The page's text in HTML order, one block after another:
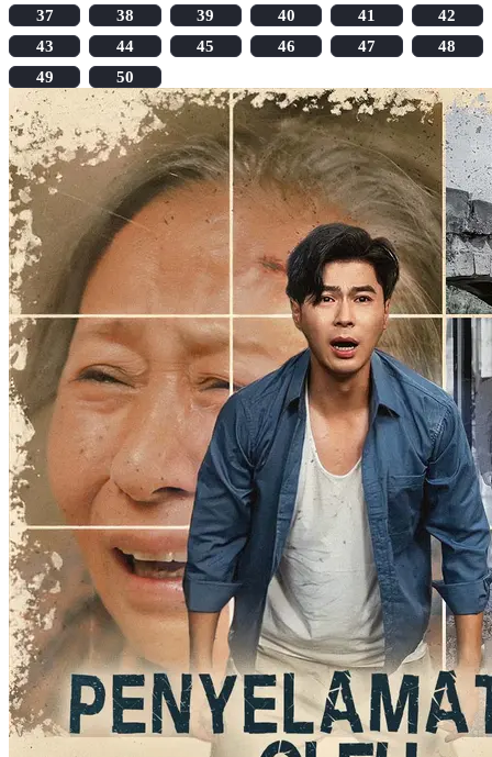
37
38 39 40 41
42
43
44 45 46 47
48
49
50